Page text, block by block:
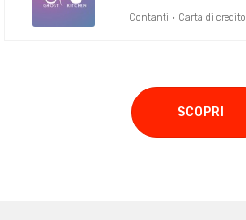
Contanti · Carta di credito
SCOPRI